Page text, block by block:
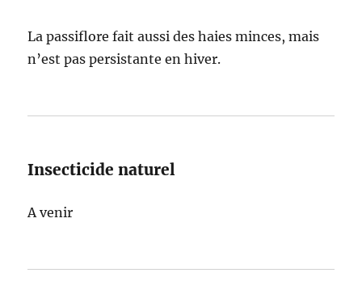
La passiflore fait aussi des haies minces, mais
n’est pas persistante en hiver.
Insecticide naturel
A venir